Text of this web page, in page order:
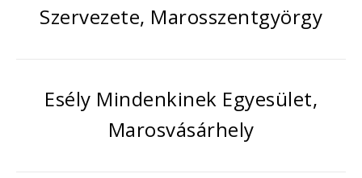
Szervezete, Marosszentgyörgy
Esély Mindenkinek Egyesület,
Marosvásárhely